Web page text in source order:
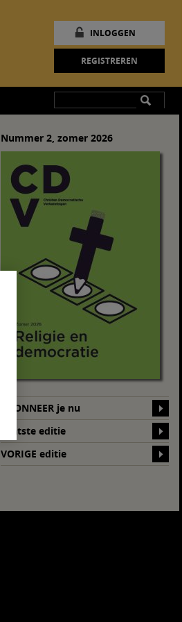
INLOGGEN
REGISTREREN
Nummer 2, zomer 2026
ABONNEER je nu
Laatste editie
VORIGE editie